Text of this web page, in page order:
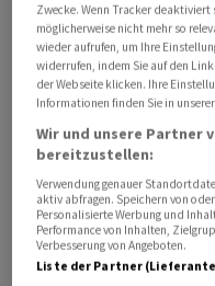
Ausserdem, so Pult,
Wiederausfuhr von
wurde von den
Applaus bedacht.
«Keine Geschäfte mit
Nationalrat Balthasar
staatliche oder
Oligarchengelder
Wiederaufbau der
Zwecke. Wenn Tracker
möglicherweise nicht mehr so
wieder aufrufen, um Ihre
widerrufen, indem Sie auf den
der Webseite klicken. Ihre
Informationen finden Sie in
Wir und unsere Partner
bereitzustellen:
Verwendung genauer
aktiv abfragen. Speichern von
Personalisierte Werbung und
Performance von Inhalten,
Verbesserung von Angeboten.
Liste der Partner